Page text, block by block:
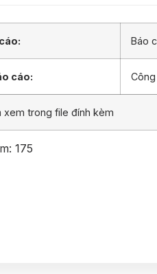
Báo
cáo:
xem trong file đính kèm
175